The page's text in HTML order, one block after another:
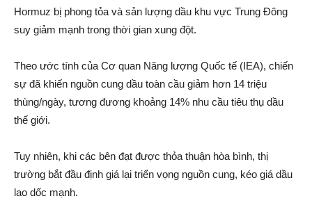
Hormuz bị phong tỏa và sản lượng dầu khu vực Trung Đông
suy giảm mạnh trong thời gian xung đột.
Theo ước tính của Cơ quan Năng lượng Quốc tế (IEA), chiến
sự đã khiến nguồn cung dầu toàn cầu giảm hơn 14 triệu
thùng/ngày, tương đương khoảng 14% nhu cầu tiêu thụ dầu
thế giới.
Tuy nhiên, khi các bên đạt được thỏa thuận hòa bình, thị
trường bắt đầu định giá lại triển vọng nguồn cung, kéo giá dầu
lao dốc mạnh.